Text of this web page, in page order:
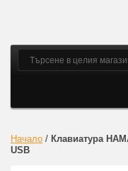
Начало / Клавиатура
USB